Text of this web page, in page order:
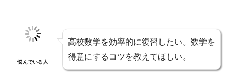
悩んでいる人
高校数学を効率的に復習したい。数学を
得意にするコツを教えてほしい。